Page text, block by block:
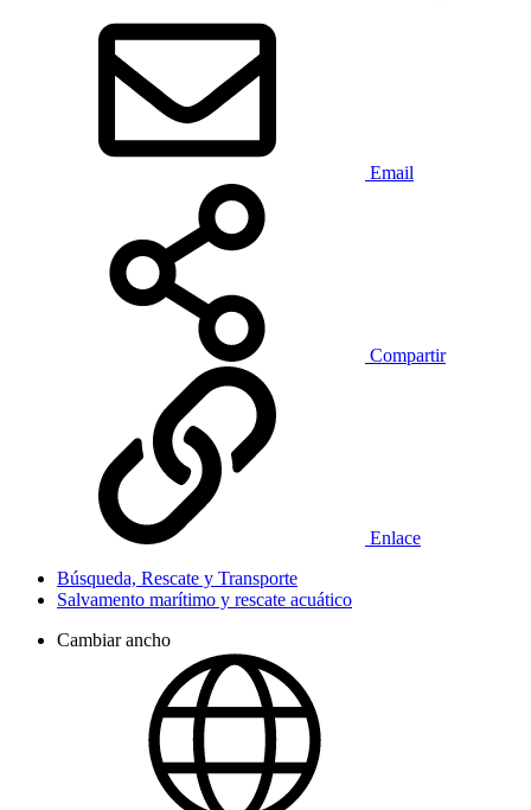
Email
Compartir
Enlace
Búsqueda, Rescate y Transporte
Salvamento marítimo y rescate acuático
Cambiar ancho